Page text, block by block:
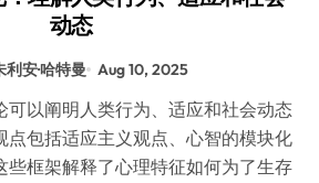
动态
利安·哈特曼 Aug 10, 2025
点包括适应主义观点、心智的模块化
些框架解释了心理特征如何为了生存